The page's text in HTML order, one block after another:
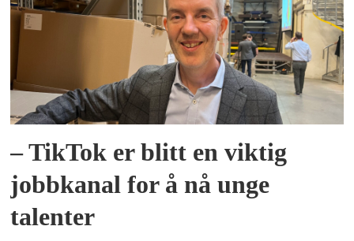
– TikTok er blitt en viktig
jobbkanal for å nå unge
talenter